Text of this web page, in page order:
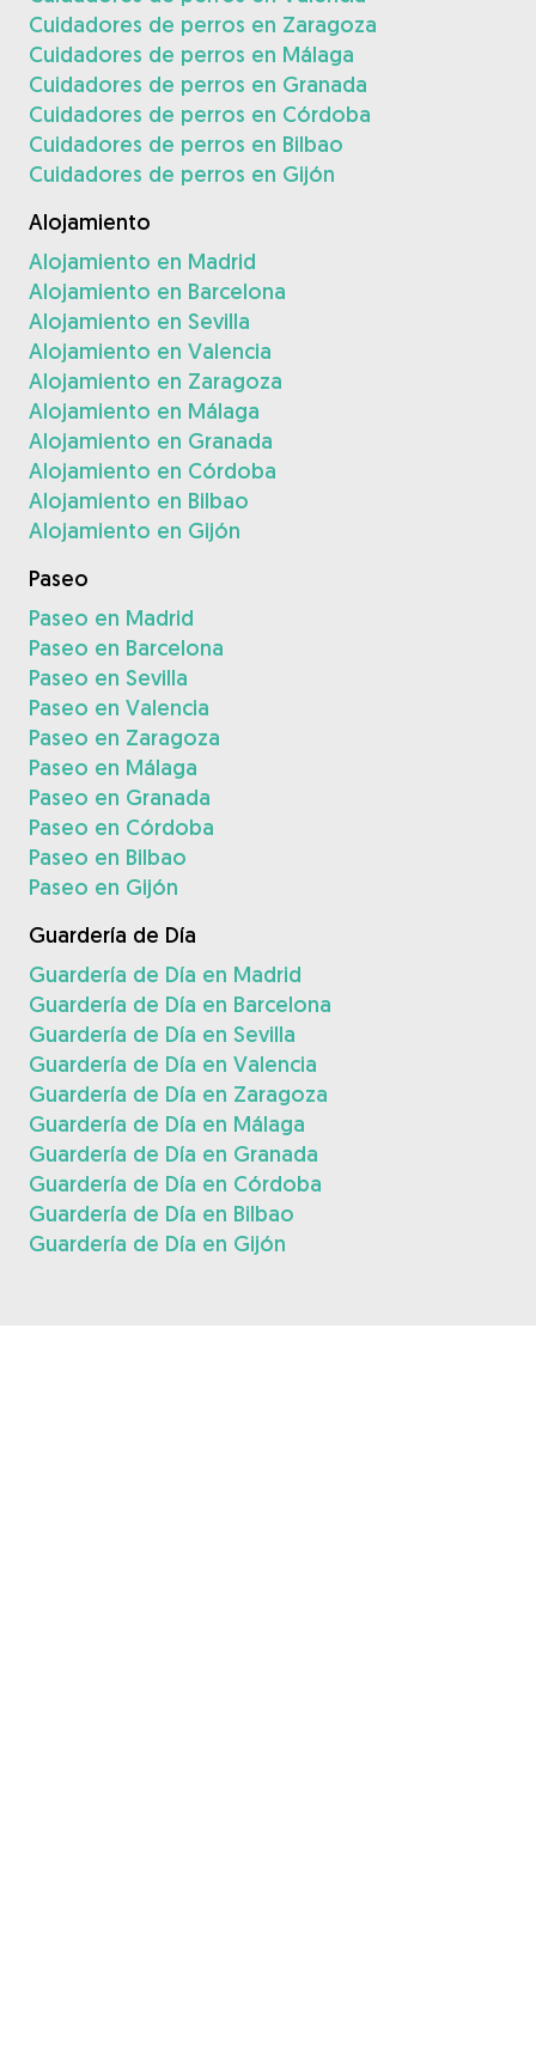
Cuidadores de perros en Zaragoza
Cuidadores de perros en Málaga
Cuidadores de perros en Granada
Cuidadores de perros en Córdoba
Cuidadores de perros en Bilbao
Cuidadores de perros en Gijón
Alojamiento
Alojamiento en Madrid
Alojamiento en Barcelona
Alojamiento en Sevilla
Alojamiento en Valencia
Alojamiento en Zaragoza
Alojamiento en Málaga
Alojamiento en Granada
Alojamiento en Córdoba
Alojamiento en Bilbao
Alojamiento en Gijón
Paseo
Paseo en Madrid
Paseo en Barcelona
Paseo en Sevilla
Paseo en Valencia
Paseo en Zaragoza
Paseo en Málaga
Paseo en Granada
Paseo en Córdoba
Paseo en Bilbao
Paseo en Gijón
Guardería de Día
Guardería de Día en Madrid
Guardería de Día en Barcelona
Guardería de Día en Sevilla
Guardería de Día en Valencia
Guardería de Día en Zaragoza
Guardería de Día en Málaga
Guardería de Día en Granada
Guardería de Día en Córdoba
Guardería de Día en Bilbao
Guardería de Día en Gijón